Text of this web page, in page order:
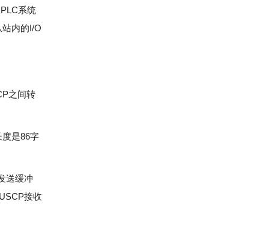
系统
内的I/O
之间转
是86字
送缓冲
接收